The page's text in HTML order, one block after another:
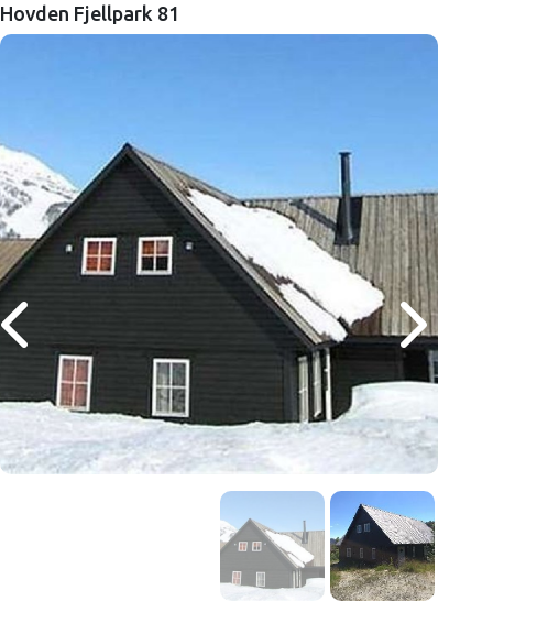
Hovden Fjellpark 81